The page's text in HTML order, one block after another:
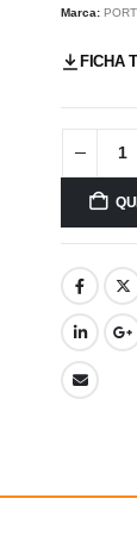
Marca:
FICHA